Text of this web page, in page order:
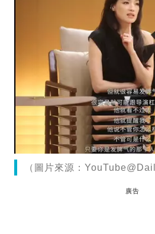
（圖片來源：
廣告